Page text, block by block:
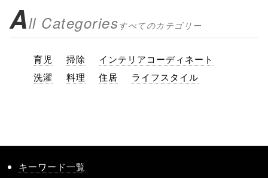
All Categoriesすべてのカテゴリー
育児 掃除
インテリアコーディネート
洗濯
料理 住居 ライフスタイル
キーワード一覧